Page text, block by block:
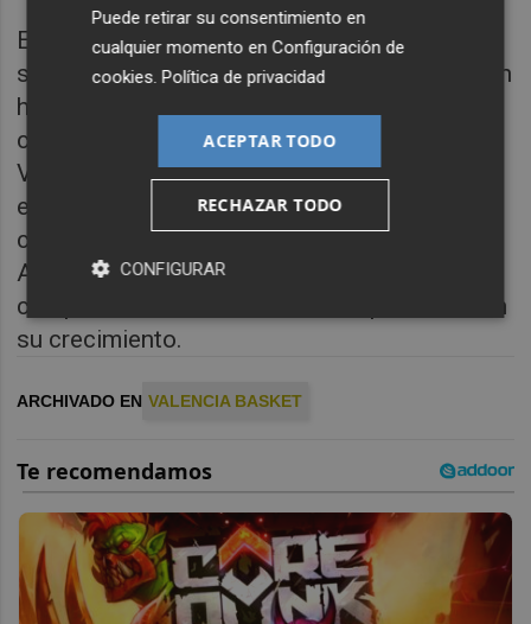
El junior B femenino de Valencia Basket cerró
su temporada en esta Fase Final con una gran
hazaña, consiguiendo clasificarse entre los
cuatro mejores equipos de la Comunitat
Valenciana. Pese a que en la fase final el
equipo taronja no logró ninguna victoria,
cayendo ante Picken Claret (55-36), el junior
A (48-65) y el CB San Blas Alicante (49-64),
compitió hasta el final, dando un paso más en
su crecimiento.
ARCHIVADO EN VALENCIA BASKET
Puede retirar su consentimiento en
cualquier momento enConfiguración de
cookies.Política de privacidad
ACEPTAR TODO
RECHAZAR TODO
CONFIGURAR